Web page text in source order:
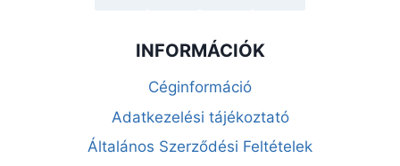
INFORMÁCIÓK
Céginformáció
Adatkezelési tájékoztató
Általános Szerződési Feltételek